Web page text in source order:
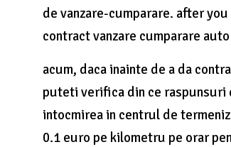
de vanzare-cumparare. after
contract vanzare cumparare
acum, daca inainte de a da
puteti verifica din ce raspunsuri
intocmirea in centrul de
0.1 euro pe kilometru pe orar